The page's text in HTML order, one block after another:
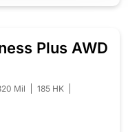
NYINKOMMEN
Plus AWD
Mil
185 HK